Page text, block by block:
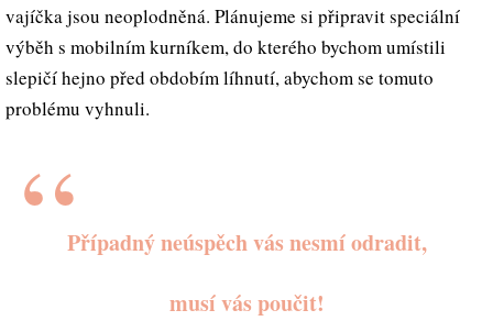
vajíčka jsou neoplodněná. Plánujeme si připravit speciální
výběh s mobilním kurníkem, do kterého bychom umístili
slepičí hejno před obdobím líhnutí, abychom se tomuto
problému vyhnuli.
Případný neúspěch vás nesmí odradit,
musí vás poučit!